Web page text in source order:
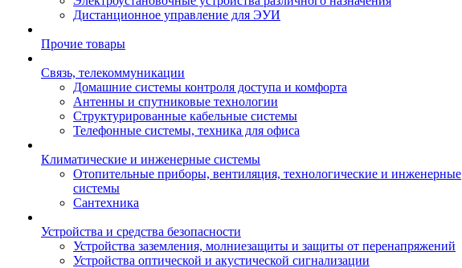
Дистанционное управление для ЭУИ
Прочие товары
Связь, телекоммуникации
Домашние системы контроля доступа и комфорта
Антенны и спутниковые технологии
Структурированные кабельные системы
Телефонные системы, техника для офиса
Климатические и инженерные системы
Отопительные приборы, вентиляция, технологические и инженерные
системы
Сантехника
Устройства и средства безопасности
Устройства заземления, молниезащиты и защиты от перенапряжений
Устройства оптической и акустической сигнализации